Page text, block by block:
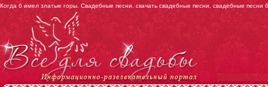
Когда б имел златые горы. Свадебные песни, скачать свадебные песни, свадебные песни